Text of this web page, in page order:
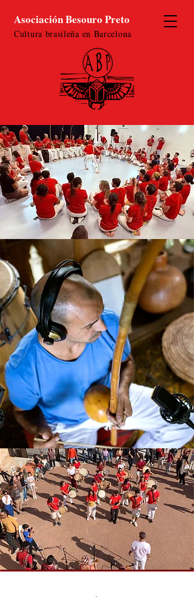
Asociación Besouro Preto
Cultura brasileña en Barcelona